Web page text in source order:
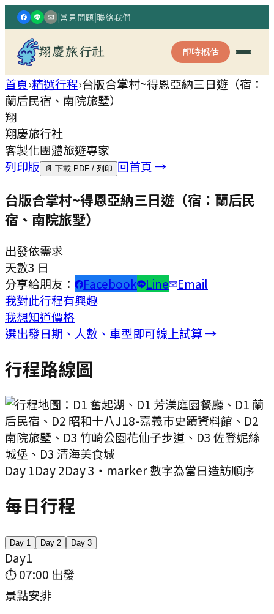
|常見問題|聯絡我們
翔慶旅行社 即時概估
首頁›精選行程›台版合掌村~得恩亞納三日遊（宿：
蘭后民宿、南院旅墅）
翔
翔慶旅行社
客製化團體旅遊專家
列印版
📄 下載 PDF / 列印 回首頁 →
台版合掌村~得恩亞納三日遊（宿：蘭后民
宿、南院旅墅）
出發依需求
天數3 日
分享給朋友：
Facebook Line
Email
我對此行程有興趣
我想知道價格
選出發日期、人數、車型即可線上試算 →
行程路線圖
Day 1Day2Day3 ・marker 數字為當日造訪順序
每日行程
Day 1 Day 2 Day 3
Day1
⏱07:00 出發
景點安排